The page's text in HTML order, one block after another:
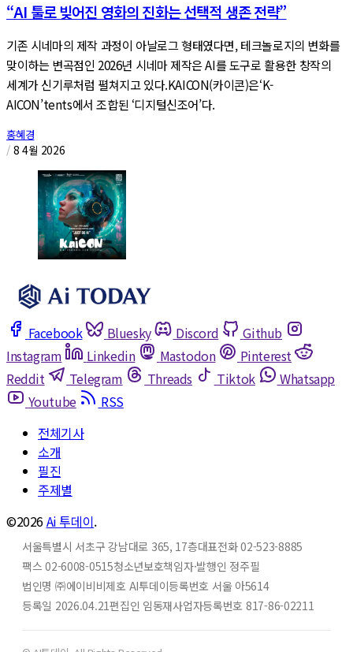
“AI 툴로 빚어진 영화의 진화는 선택적 생존 전략”
기존 시네마의 제작 과정이 아날로그 형태였다면, 테크놀로지의 변화를
맞이하는 변곡점인 2026년 시네마 제작은 AI를 도구로 활용한 창작의
세계가 신기루처럼 펼쳐지고 있다.KAICON(카이콘)은‘K-
AICON’tents에서 조합된 ‘디지털신조어’다.
홍혜경
/ 8 4월 2026
Facebook Bluesky Discord
Github
Instagram
Linkedin Mastodon
Pinterest
Reddit
Telegram Threads Tiktok
Whatsapp
Youtube
RSS
전체기사
소개
필진
주제별
©2026Ai 투데이.
서울특별시 서초구 강남대로 365, 17층대표전화 02-523-8885
팩스 02-6008-0515청소년보호책임자·발행인 정주필
법인명 ㈜에이비비제호 AI투데이등록번호 서울 아5614
등록일 2026.04.21편집인 임동재사업자등록번호 817-86-02211